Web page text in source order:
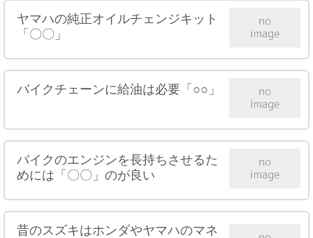
ヤマハの純正オイルチェンジキット
「〇〇」
バイクチェーンに給油は必要「○○」
バイクのエンジンを長持ちさせるた
めには「〇〇」のが良い
昔のスズキはホンダやヤマハのマネ